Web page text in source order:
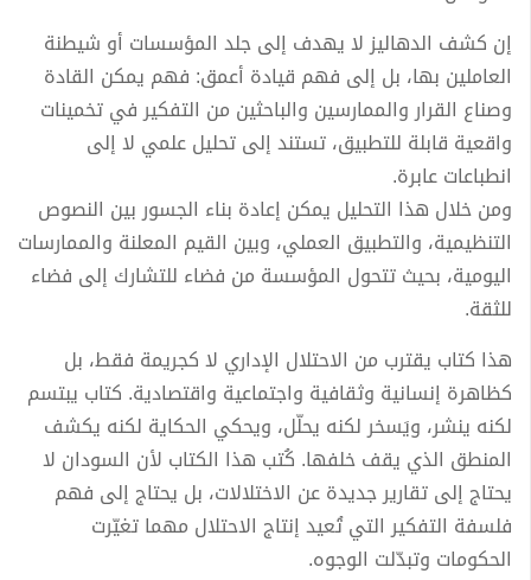
إن كشف الدهاليز لا يهدف إلى جلد المؤسسات أو شيطنة
العاملين بها، بل إلى فهم قيادة أعمق: فهم يمكن القادة
وصناع القرار والممارسين والباحثين من التفكير في تخمينات
واقعية قابلة للتطبيق، تستند إلى تحليل علمي لا إلى
انطباعات عابرة.
ومن خلال هذا التحليل يمكن إعادة بناء الجسور بين النصوص
التنظيمية، والتطبيق العملي، وبين القيم المعلنة والممارسات
اليومية، بحيث تتحول المؤسسة من فضاء للتشارك إلى فضاء
للثقة.
هذا كتاب يقترب من الاحتلال الإداري لا كجريمة فقط، بل
كظاهرة إنسانية وثقافية واجتماعية واقتصادية. كتاب يبتسم
لكنه ينشر، ويَسخر لكنه يحلّل، ويحكي الحكاية لكنه يكشف
المنطق الذي يقف خلفها. كُتب هذا الكتاب لأن السودان لا
يحتاج إلى تقارير جديدة عن الاختلالات، بل يحتاج إلى فهم
فلسفة التفكير التي تُعيد إنتاج الاحتلال مهما تغيّرت
الحكومات وتبدّلت الوجوه.